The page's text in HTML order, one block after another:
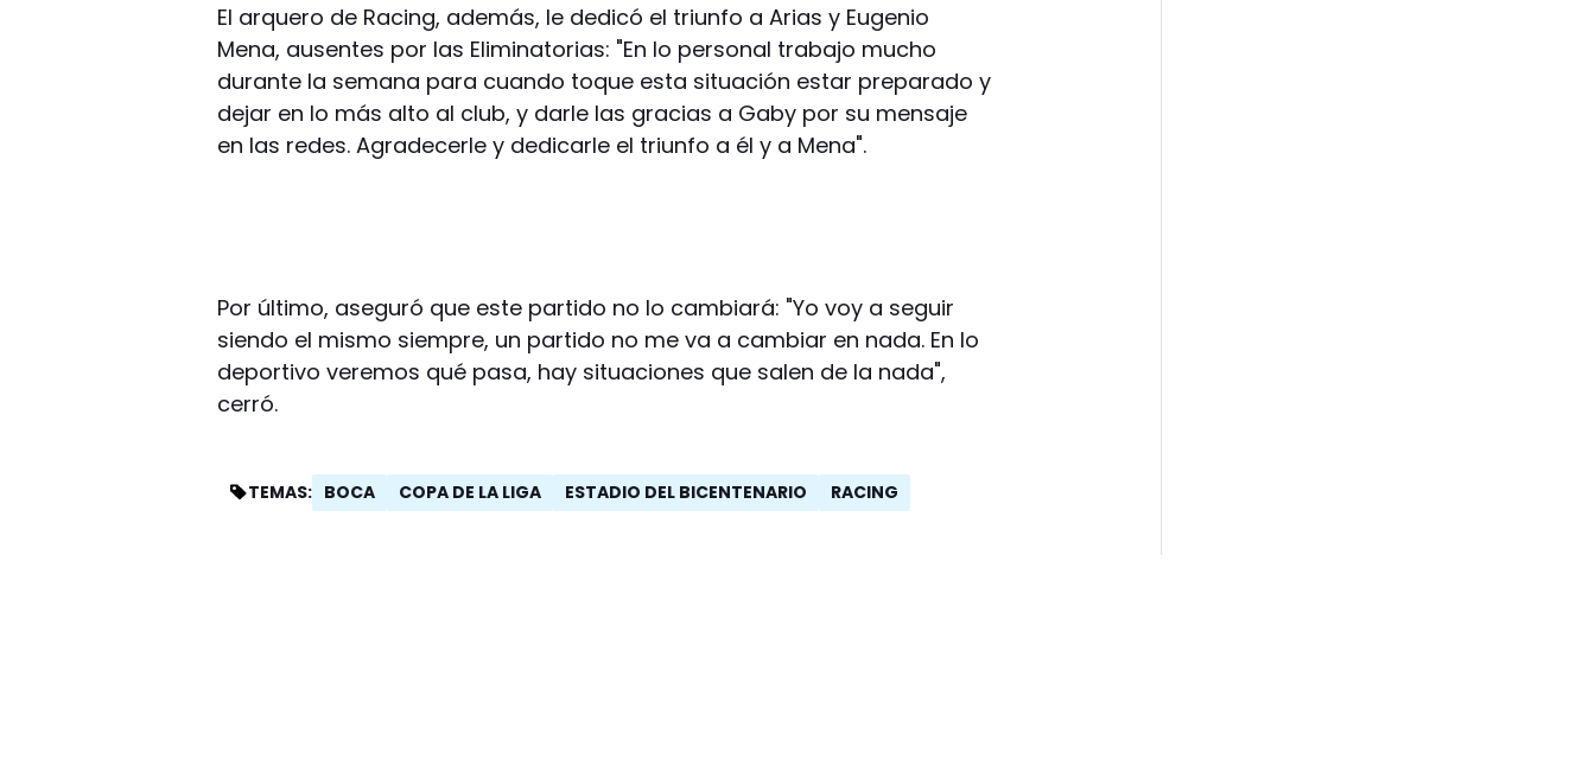
El arquero de Racing, además, le dedicó el triunfo a Arias y Eugenio
Mena, ausentes por las Eliminatorias: "En lo personal trabajo mucho
durante la semana para cuando toque esta situación estar preparado y
dejar en lo más alto al club, y darle las gracias a Gaby por su mensaje
en las redes. Agradecerle y dedicarle el triunfo a él y a Mena".
Por último, aseguró que este partido no lo cambiará: "Yo voy a seguir
siendo el mismo siempre, un partido no me va a cambiar en nada. En lo
deportivo veremos qué pasa, hay situaciones que salen de la nada",
cerró.
TEMAS: BOCA COPA DE LA LIGA ESTADIO DEL BICENTENARIO RACING